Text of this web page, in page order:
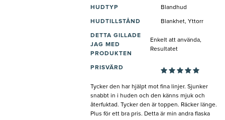
HUDTYP Blandhud
HUDTILLSTÅND Blankhet, Yttorr
DETTA GILLADE
JAG MED
PRODUKTEN
Enkelt att använda,
Resultatet
PRISVÄRD
Tycker den har hjälpt mot fina linjer. Sjunker
snabbt in i huden och den känns mjuk och
återfuktad. Tycker den är toppen. Räcker länge.
Plus för ett bra pris. Detta är min andra flaska